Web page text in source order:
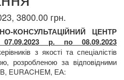
3800.00 грн.
КОНСУЛЬТАЦІЙНИЙ ЦЕНТР
р. по 08.09.2023
з якості та спеціалістів
розробленою за відповідними
EURАCHEM, ЕА: